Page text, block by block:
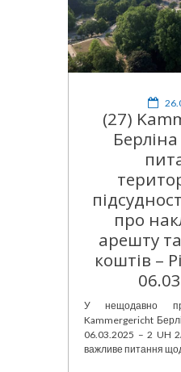
(27)
про
арешту
коштів –
У нещодавно
Kammergericht
06.03.2025 – 2 UH
важливе питання